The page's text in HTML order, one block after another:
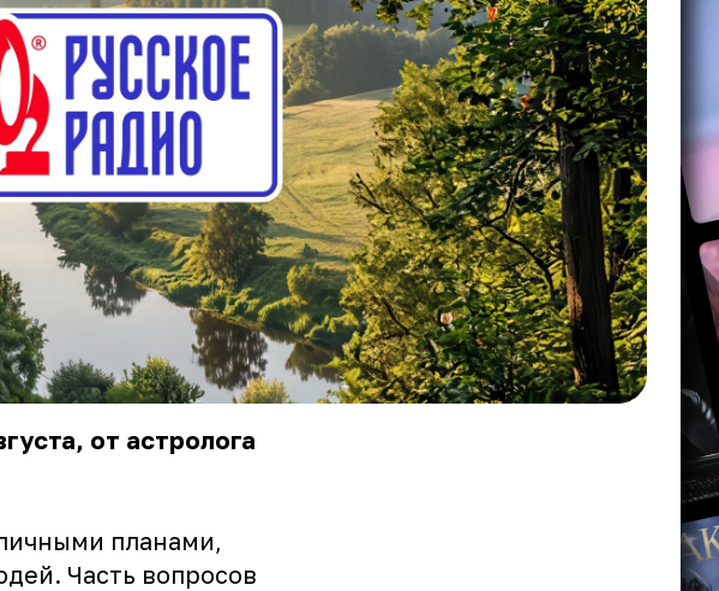
от астролога
планами,
Часть вопросов